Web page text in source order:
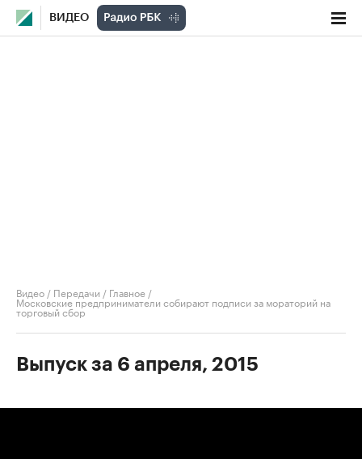
ВИДЕО
Видео / Передачи / Главное /
Московские предприниматели собирают подписи за мораторий на
торговый сбор
Выпуск за 6 апреля, 2015